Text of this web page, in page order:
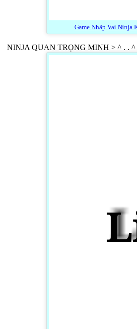
Game Nhập Vai Ninja
NINJA QUAN TRỌNG MINH > ^ . . ^